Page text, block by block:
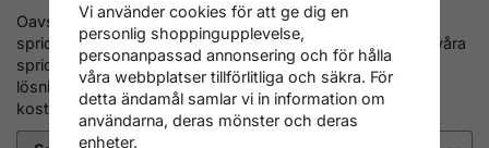
Oavsett om du arbetar med förebyggande underhåll,
spridarbyte eller omfattande motorrenoveringar erbjuder våra
spridarutdragare för Lincoln en säker och professionell
lösning som förenklar arbetet och minskar risken för
kostsamma följdskador.
Vi använder cookies för att ge dig en
personlig shoppingupplevelse,
personanpassad annonsering och för hålla
våra webbplatser tillförlitliga och säkra. För
detta ändamål samlar vi in information om
användarna, deras mönster och deras
enheter.